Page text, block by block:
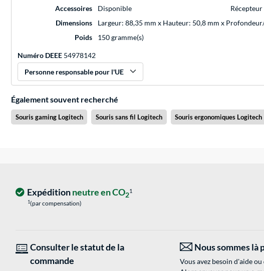
Accessoires
Disponible
Récepteur
Dimensions
Largeur: 88,35 mm x Hauteur: 50,8 mm x
Poids
150 gramme(s)
Numéro DEEE 54978142
Personne responsable pour l'UE
Également souvent recherché
Souris gaming Logitech Souris sans fil Logitech Souris ergonomiques Logitech
Expéditionneutre en CO21
1(par compensation)
Consulter le statut de la
commande
Nous sommes là
Vous avez besoin d'aide